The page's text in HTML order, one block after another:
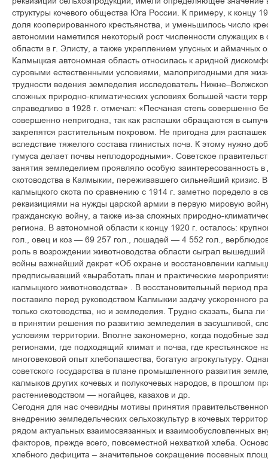
структуры кочевого общества Юга России. К примеру, к концу
доля кооперированного крестьянства, и уменьшилось число
автономии наметился некоторый рост численности служащих в
области в г. Элисту, а также укреплением улусных и аймачных
Калмыцкая автономная область относилась к аридной
суровыми естественными условиями, малопригодными для
трудности ведения земледелия исследователь
сложных природно-климатических условиях большей части
справедливо в 1928 г. отмечал: «Песчаная степь совершенно
совершенно непригодна, так как распашки обращаются в
закрепятся растительным покровом. Не пригодна для распашек
вследствие тяжелого состава глинистых почв. К этому нужно
гумуса делает почвы неплодородными». Советское
занятия земледелием проявляло особую заинтересованность
скотоводства в Калмыкии, переживавшего сильнейший кризис.
калмыцкого скота по сравнению с 1914 г. заметно поредело в
реквизициями на нужды царской армии в первую мировую
гражданскую войну, а также из-за сложных природно-
региона. В автономной области к концу 1920 г. осталось:
гол., овец и коз — 69 257 гол., лошадей — 4 552 гол.,
роль в возрождении животноводства области сыграл вышедший
войны важнейший декрет «Об охране и восстановлении
предписывавший «выработать план и практические
калмыцкого животноводства» . В восстановительный период
поставило перед руководством Калмыкии задачу ускоренного
только скотоводства, но и земледелия. Трудно сказать, была
в принятии решения по развитию земледелия в засушливой,
условиям территории. Вполне закономерно, когда подобные
регионами, где подходящий климат и почва, где крестьянское
многовековой опыт хлебопашества, богатую агрокультуру.
советского государства в плане промышленного развития
калмыков других кочевых и полукочевых народов, в прошлом
растениеводством — ногайцев, казахов и др.
Сегодня для нас очевидны мотивы принятия
внедрению земледельческих сельхозкультур в кочевых
рядом актуальных взаимосвязанных и взаимообусловленных
факторов, прежде всего, повсеместной нехваткой хлеба.
хлебного дефицита – значительное сокращение посевных